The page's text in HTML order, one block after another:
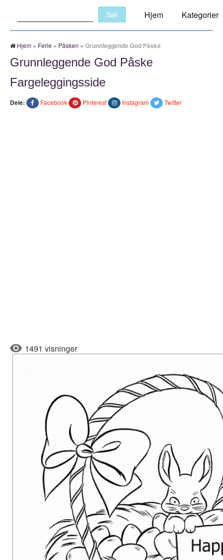
Hjem Kategorier
Hjem » Ferie » Påsken » Grunnleggende God Påske
Grunnleggende God Påske
Fargeleggingsside
Dele: Facebook Pinterest Instagram Twitter
1491 visninger